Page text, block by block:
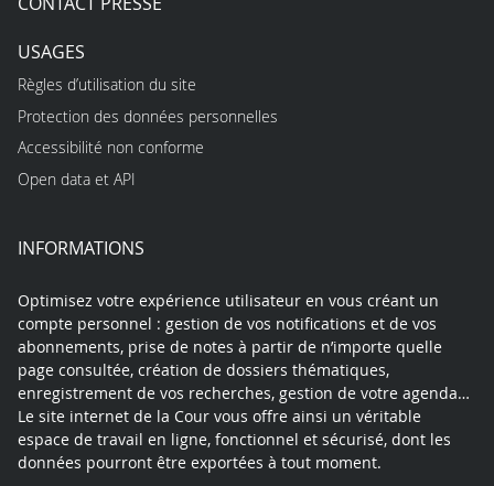
USAGES
Règles d’utilisation du site
Protection des données personnelles
Accessibilité non conforme
Open data et API
INFORMATIONS
Optimisez votre expérience utilisateur en vous créant un
compte personnel : gestion de vos notifications et de vos
abonnements, prise de notes à partir de n’importe quelle
page consultée, création de dossiers thématiques,
enregistrement de vos recherches, gestion de votre agenda…
Le site internet de la Cour vous offre ainsi un véritable
espace de travail en ligne, fonctionnel et sécurisé, dont les
données pourront être exportées à tout moment.